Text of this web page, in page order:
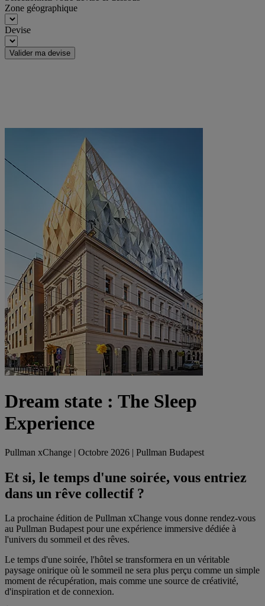
Zone géographique
Devise
Valider ma devise
Dream state : The Sleep
Experience
Pullman xChange | Octobre 2026 | Pullman Budapest
Et si, le temps d'une soirée, vous entriez
dans un rêve collectif ?
La prochaine édition de Pullman xChange vous donne rendez-vous
au Pullman Budapest pour une expérience immersive dédiée à
l'univers du sommeil et des rêves.
Le temps d'une soirée, l'hôtel se transformera en un véritable
paysage onirique où le sommeil ne sera plus perçu comme un simple
moment de récupération, mais comme une source de créativité,
d'inspiration et de connexion.